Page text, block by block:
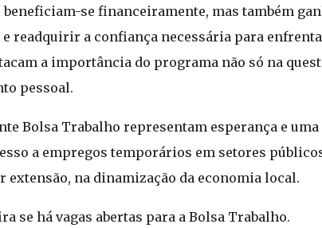
se financeiramente, mas também
readquirir a confiança necessária para
a importância do programa não só na
pessoal.
Bolsa Trabalho representam esperança e
a empregos temporários em setores
na dinamização da economia local.
se há vagas abertas para a Bolsa Trabalho.